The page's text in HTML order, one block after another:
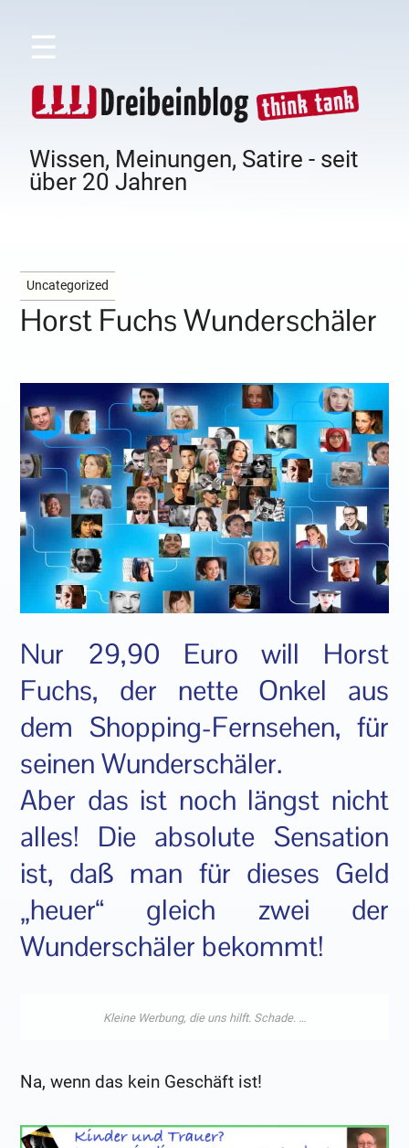
☰
Wissen, Meinungen, Satire - seit
über 20 Jahren
Uncategorized
Horst Fuchs Wunderschäler
Nur 29,90 Euro will Horst
Fuchs, der nette Onkel aus
dem Shopping-Fernsehen, für
seinen Wunderschäler.
Aber das ist noch längst nicht
alles! Die absolute Sensation
ist, daß man für dieses Geld
„heuer“ gleich zwei der
Wunderschäler bekommt!
Na, wenn das kein Geschäft ist!